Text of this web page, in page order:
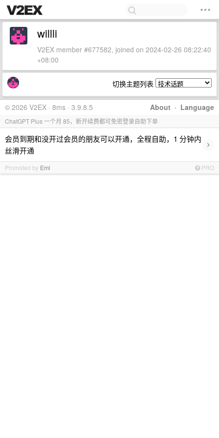
willli
V2EX member #677582, joined on 2024-02-26 08:22:40
+08:00
切换主题列表
About · Language
© 2026 V2EX · 8ms · 3.9.8.5
ChatGPT Plus 一个月 85，新开续费都可免密登录自助下单
会员到期和没开过会员的朋友可以开通，全程自助，1 分钟内
丝滑开通
›
Promoted by Emi PRO